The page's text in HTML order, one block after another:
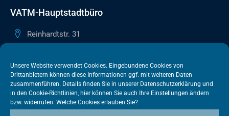
Unsere Website verwendet Cookies. Eingebundene Cookies von
Drittanbietern können diese Informationen ggf. mit weiteren Daten
zusammenführen. Details finden Sie in unserer Datenschutzerklärung und
in den Cookie-Richtlinien, hier können Sie auch Ihre Einstellungen ändern
bzw. widerrufen. Welche Cookies erlauben Sie?
VATM-Hauptstadtbüro
Reinhardtstr. 31
+49 30 505615-38
berlin@vatm.de
VATM-Büro Brüssel